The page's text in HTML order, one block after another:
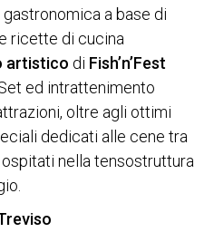
a base di
ricette di cucina
artistico di Fish’n’Fest
ed intrattenimento
oltre agli ottimi
dedicati alle cene tra
nella tensostruttura